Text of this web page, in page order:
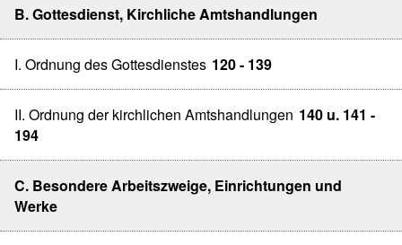
B. Gottesdienst, Kirchliche Amtshandlungen
I. Ordnung des Gottesdienstes 120 - 139
II. Ordnung der kirchlichen Amtshandlungen 140 u. 141 -
194
C. Besondere Arbeitszweige, Einrichtungen und
Werke